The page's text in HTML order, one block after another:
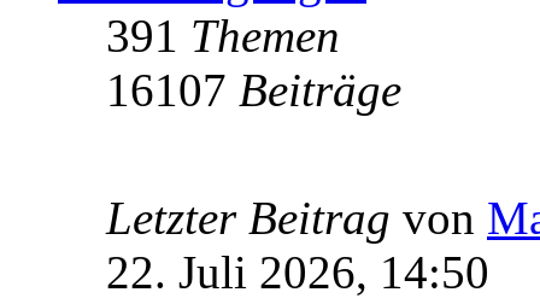
391 Themen
16107 Beiträge
Letzter Beitrag von
22. Juli 2026, 14:50